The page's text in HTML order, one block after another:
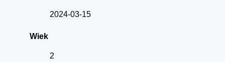
2024-03-15
Wiek
2